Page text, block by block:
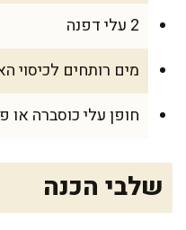
2 עלי דפנה
מים רותחים לכיסוי
חופן עלי כוסברה או
שלבי הכנה